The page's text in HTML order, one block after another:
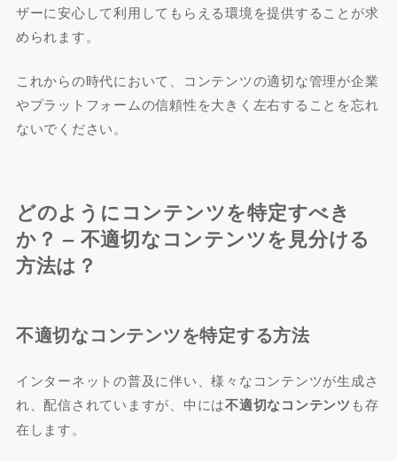
ザーに安心して利用してもらえる環境を提供することが求
められます。
これからの時代において、コンテンツの適切な管理が企業
やプラットフォームの信頼性を大きく左右することを忘れ
ないでください。
どのようにコンテンツを特定すべき
か？ – 不適切なコンテンツを見分ける
方法は？
不適切なコンテンツを特定する方法
インターネットの普及に伴い、様々なコンテンツが生成さ
れ、配信されていますが、中には不適切なコンテンツ も存
在します。